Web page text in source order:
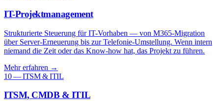
IT-Projektmanagement
Strukturierte Steuerung für IT-Vorhaben — von M365-Migration
über Server-Erneuerung bis zur Telefonie-Umstellung. Wenn intern
niemand die Zeit oder das Know-how hat, das Projekt zu führen.
Mehr erfahren →
10 — ITSM & ITIL
ITSM, CMDB & ITIL